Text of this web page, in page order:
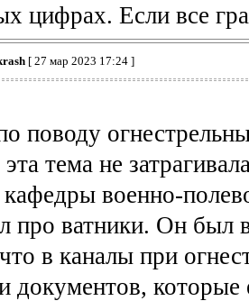
цифрах. Если все
[ 27 мар 2023 17:24 ]
поводу
эта тема не
кафедры военно-
про ватники. Он был
в каналы при
документов,